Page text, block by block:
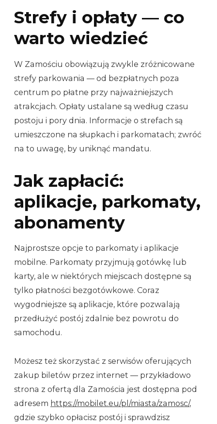
Strefy i opłaty — co
warto wiedzieć
W Zamościu obowiązują zwykle zróżnicowane
strefy parkowania — od bezpłatnych poza
centrum po płatne przy najważniejszych
atrakcjach. Opłaty ustalane są według czasu
postoju i pory dnia. Informacje o strefach są
umieszczone na słupkach i parkomatach; zwróć
na to uwagę, by uniknąć mandatu.
Jak zapłacić:
aplikacje, parkomaty,
abonamenty
Najprostsze opcje to parkomaty i aplikacje
mobilne. Parkomaty przyjmują gotówkę lub
karty, ale w niektórych miejscach dostępne są
tylko płatności bezgotówkowe. Coraz
wygodniejsze są aplikacje, które pozwalają
przedłużyć postój zdalnie bez powrotu do
samochodu.
Możesz też skorzystać z serwisów oferujących
zakup biletów przez internet — przykładowo
strona z ofertą dla Zamościa jest dostępna pod
adresem https://mobilet.eu/pl/miasta/zamosc/,
gdzie szybko opłacisz postój i sprawdzisz